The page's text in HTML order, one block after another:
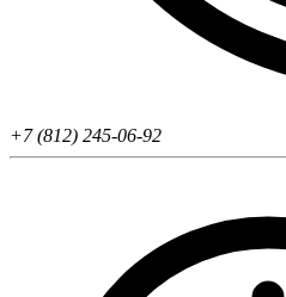
+7 (812) 245-06-92